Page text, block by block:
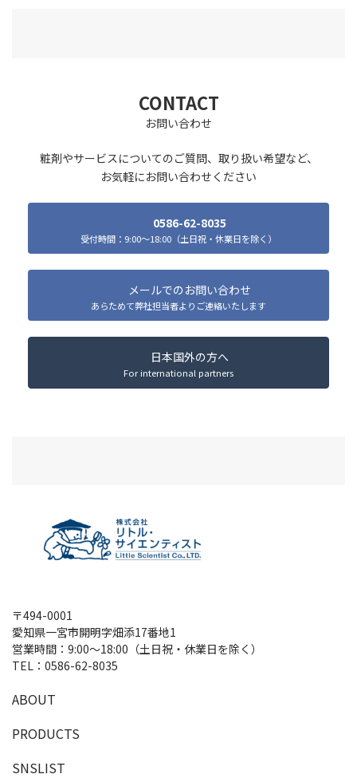
CONTACT
お問い合わせ
粧剤やサービスについてのご質問、取り扱い希望など、
お気軽にお問い合わせください
0586-62-8035
受付時間：9:00～18:00（土日祝・休業日を除く）
メールでのお問い合わせ
あらためて弊社担当者よりご連絡いたします
日本国外の方へ
For international partners
〒494-0001
愛知県一宮市開明字畑添17番地1
営業時間：9:00～18:00（土日祝・休業日を除く）
TEL： 0586-62-8035
ABOUT
PRODUCTS
SNSLIST